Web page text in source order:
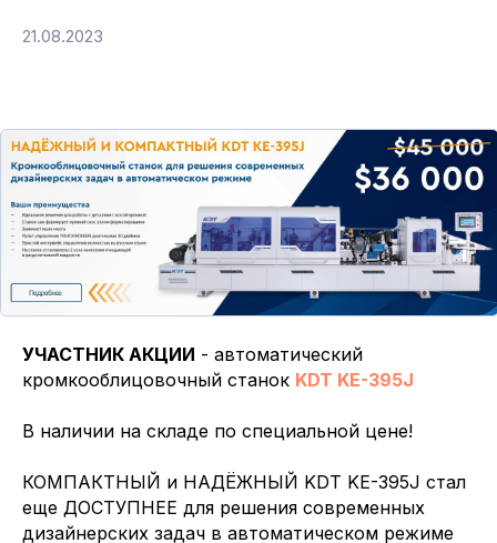
21.08.2023
УЧАСТНИК АКЦИИ - автоматический
кромкооблицовочный станок KDT KE-395J
В наличии на складе по специальной цене!
КОМПАКТНЫЙ и НАДЁЖНЫЙ KDT KE-395J стал
еще ДОСТУПНЕЕ для решения современных
дизайнерских задач в автоматическом режиме